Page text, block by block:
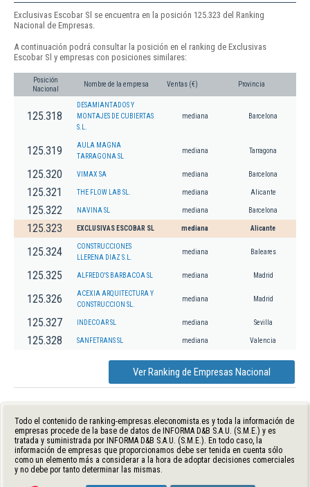
Exclusivas Escobar Sl se encuentra en la posición 125.323 del Ranking
Nacional de Empresas.
A continuación podrá consultar la posición en el ranking de Exclusivas
Escobar Sl y empresas con posiciones similares:
Posición
Nacional
Nombre de la empresa Ventas (€) Provincia
125.318
DESAMIANTADOS Y
MONTAJES DE CUBIERTAS
S.L.
mediana Barcelona
125.319
AULA MAGNA
TARRAGONA SL
mediana Tarragona
125.320 VIMAX SA mediana Barcelona
125.321 THE FLOW LAB SL. mediana Alicante
125.322 NAVINA SL mediana Barcelona
125.323 EXCLUSIVAS ESCOBAR SL mediana Alicante
125.324
CONSTRUCCIONES
LLERENA DIAZ S.L.
mediana Baleares
125.325 ALFREDO'S BARBACOA SL mediana Madrid
125.326
ACEXIA ARQUITECTURA Y
CONSTRUCCION SL.
mediana Madrid
125.327 INDECOAR SL mediana Sevilla
125.328 SANFETRANS SL mediana Valencia
Ver Ranking de Empresas Nacional
Todo el contenido de ranking-empresas.eleconomista.es y toda la información de
empresas procede de la base de datos de INFORMA D&B S.A.U. (S.M.E.) y es
tratada y suministrada por INFORMA D&B S.A.U. (S.M.E.). En todo caso, la
información de empresas que proporcionamos debe ser tenida en cuenta sólo
como un elemento más a considerar a la hora de adoptar decisiones comerciales
y no debe por tanto determinar las mismas.